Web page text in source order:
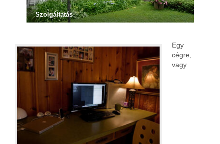
Szolgáltatás
Egy
cégre,
vagy